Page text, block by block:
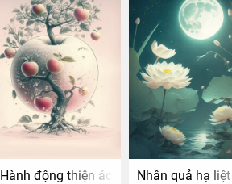
Hành động thiện ác tái sanhNhân quả hạ